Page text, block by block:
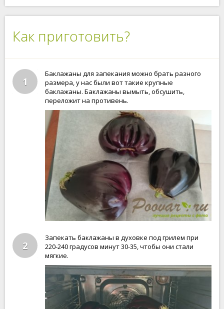
Как приготовить?
1
Баклажаны для запекания можно брать разного
размера, у нас были вот такие крупные
баклажаны. Баклажаны вымыть, обсушить,
переложит на противень.
2
Запекать баклажаны в духовке под грилем при
220-240 градусов минут 30-35, чтобы они стали
мягкие.